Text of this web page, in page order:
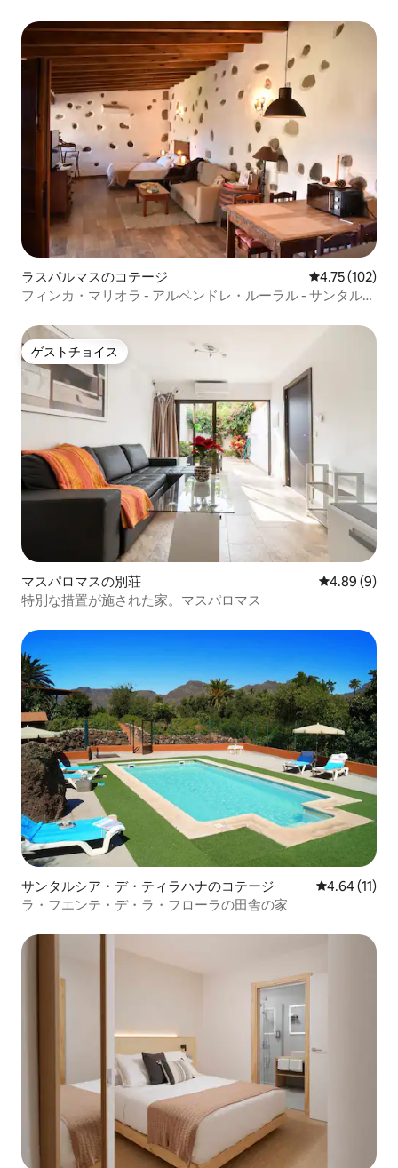
ラスパルマスのコテージ レビュー102
4.75 (102)
フィンカ・マリオラ - アルペンドレ・ルーラル - サンタルシ
ゲストチョイス
ゲストチョイス
マスパロマスの別荘 レビュー9件
4.89 (9)
特別な措置が施された家。マスパロマス
サンタルシア・デ・ティラハナのコテージ レビュー11
4.64 (11)
ラ・フエンテ・デ・ラ・フローラの田舎の家